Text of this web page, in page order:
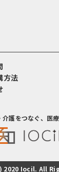
方法
介護をつなぐ、医
2020 Iocil. All